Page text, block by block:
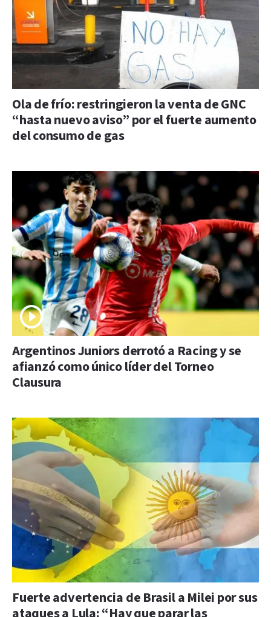
Ola de frío: restringieron la venta de GNC
“hasta nuevo aviso” por el fuerte aumento
del consumo de gas
Argentinos Juniors derrotó a Racing y se
afianzó como único líder del Torneo
Clausura
Fuerte advertencia de Brasil a Milei por sus
ataques a Lula: “Hay que parar las